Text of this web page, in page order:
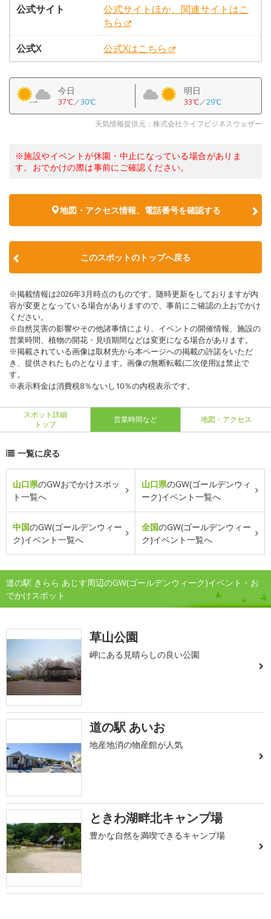
公式サイト
公式サイトほか、関連サイトはこ
ちら
公式X
公式Xはこちら
今日
37℃／30℃
明日
33℃／29℃
天気情報提供元：株式会社ライフビジネスウェザー
※施設やイベントが休園・中止になっている場合がありま
す。おでかけの際は事前にご確認ください。
地図・アクセス情報、電話番号を確認する
このスポットのトップへ戻る
※掲載情報は2026年3月時点のものです。随時更新をしておりますが内
容が変更となっている場合がありますので、事前にご確認の上おでかけ
ください。
※自然災害の影響やその他諸事情により、イベントの開催情報、施設の
営業時間、植物の開花・見頃期間などは変更になる場合があります。
※掲載されている画像は取材先から本ページへの掲載の許諾をいただ
き、提供されたものとなります。画像の無断転載(二次使用)は禁止で
す。
※表示料金は消費税8％ないし10％の内税表示です。
スポット詳細
トップ
営業時間など 地図・アクセス
一覧に戻る
山口県のGWおでかけスポッ
ト一覧へ
山口県のGW(ゴールデンウィ
ーク)イベント一覧へ
中国のGW(ゴールデンウィー
ク)イベント一覧へ
全国のGW(ゴールデンウィー
ク)イベント一覧へ
道の駅 きらら あじす周辺のGW(ゴールデンウィーク)イベント・お
でかけスポット
草山公園
岬にある見晴らしの良い公園
道の駅 あいお
地産地消の物産館が人気
ときわ湖畔北キャンプ場
豊かな自然を満喫できるキャンプ場